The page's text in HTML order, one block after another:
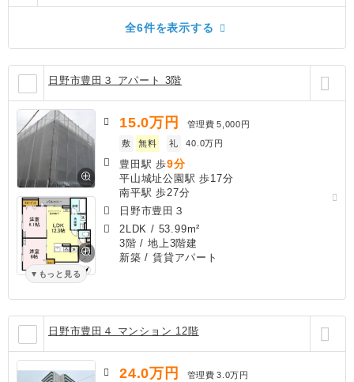
全6件を表示する
日野市豊田３ アパート 3階
もっと見る
15.0万円 管理費 5,000円
敷
無料 礼 40.0万円
豊田駅 歩9分
平山城址公園駅 歩17分
南平駅 歩27分
日野市豊田３
2LDK / 53.99m²
3階 / 地上3階建
新築 / 賃貸アパート
日野市豊田４ マンション 12階
24.0万円 管理費 3.0万円